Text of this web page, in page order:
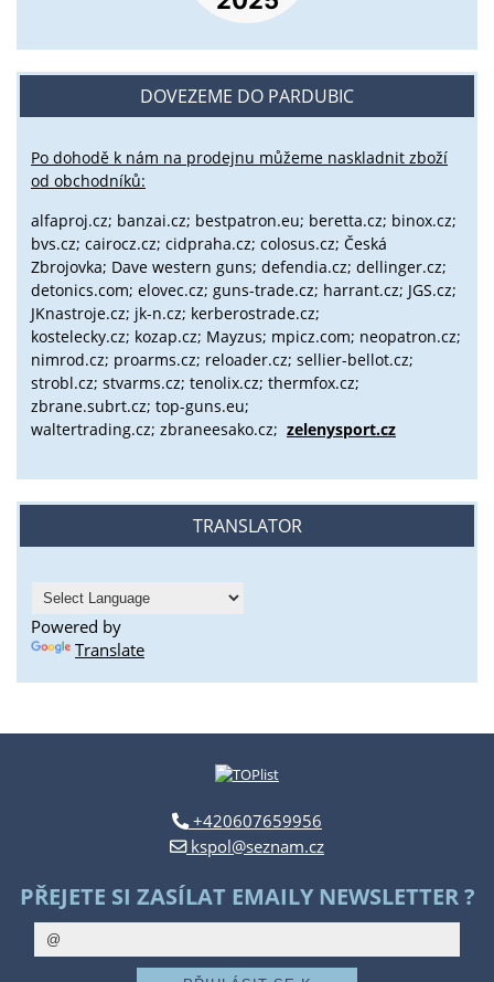
DOVEZEME DO PARDUBIC
Po dohodě k nám na prodejnu můžeme naskladnit zboží
od obchodníků:
alfaproj.cz; banzai.cz; bestpatron.eu; beretta.cz; binox.cz;
bvs.cz; cairocz.cz; cidpraha.cz; colosus.cz; Česká
Zbrojovka; Dave western guns; defendia.cz; dellinger.cz;
detonics.com; elovec.cz; guns-trade.cz; harrant.cz; JGS.cz;
JKnastroje.cz; jk-n.cz; kerberostrade.cz;
kostelecky.cz; kozap.cz; Mayzus; mpicz.com; neopatron.cz;
nimrod.cz; proarms.cz; reloader.cz; sellier-bellot.cz;
strobl.cz; stvarms.cz; tenolix.cz; thermfox.cz;
zbrane.subrt.cz; top-guns.eu;
waltertrading.cz; zbraneesako.cz; zelenysport.cz
TRANSLATOR
Powered by
Translate
+420607659956
kspol@seznam.cz
PŘEJETE SI ZASÍLAT EMAILY NEWSLETTER ?